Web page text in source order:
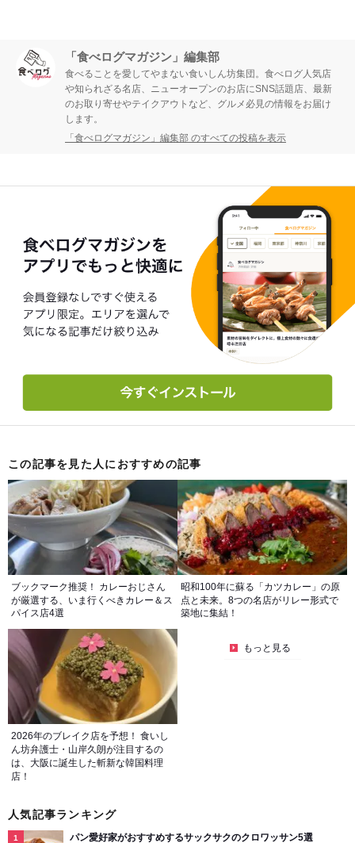
「食べログマガジン」編集部
食べることを愛してやまない食いしん坊集団。食べログ人気店
や知られざる名店、ニューオープンのお店にSNS話題店、最新
のお取り寄せやテイクアウトなど、グルメ必見の情報をお届け
します。
「食べログマガジン」編集部 のすべての投稿を表示
この記事を見た人におすすめの記事
ブックマーク推奨！ カレーおじさん
が厳選する、いま行くべきカレー＆ス
パイス店4選
昭和100年に蘇る「カツカレー」の原
点と未来。8つの名店がリレー形式で
築地に集結！
2026年のブレイク店を予想！ 食いし
ん坊弁護士・山岸久朗が注目するの
は、大阪に誕生した斬新な韓国料理
店！
もっと見る
人気記事ランキング
パン愛好家がおすすめするサックサクのクロワッサン5選